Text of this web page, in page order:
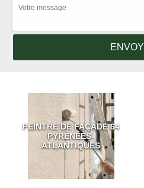
PEINTRE DE FAÇADE 64
PYRÉNÉES-
ATLANTIQUES